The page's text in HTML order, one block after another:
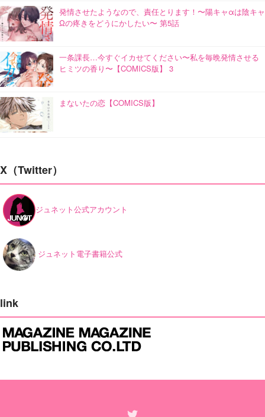
発情させたようなので、責任とります！〜陽キャαは陰キャ
Ωの疼きをどうにかしたい〜 第5話
一条課長…今すぐイカせてください〜私を毎晩発情させる
ヒミツの香り〜【COMICS版】 3
まないたの恋【COMICS版】
X（Twitter）
ジュネット公式アカウント
ジュネット電子書籍公式
link